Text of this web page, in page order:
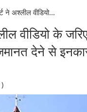
ने अश्लील वीडियो...
वीडियो के
देने से